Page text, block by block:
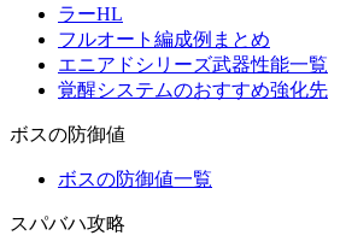
ラーHL
フルオート編成例まとめ
エニアドシリーズ武器性能一覧
覚醒システムのおすすめ強化先
ボスの防御値
ボスの防御値一覧
スパバハ攻略